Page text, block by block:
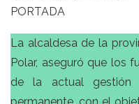
PORTADA
La alcaldesa de la
Polar, aseguró que los
de la actual gestión
permanente, con el